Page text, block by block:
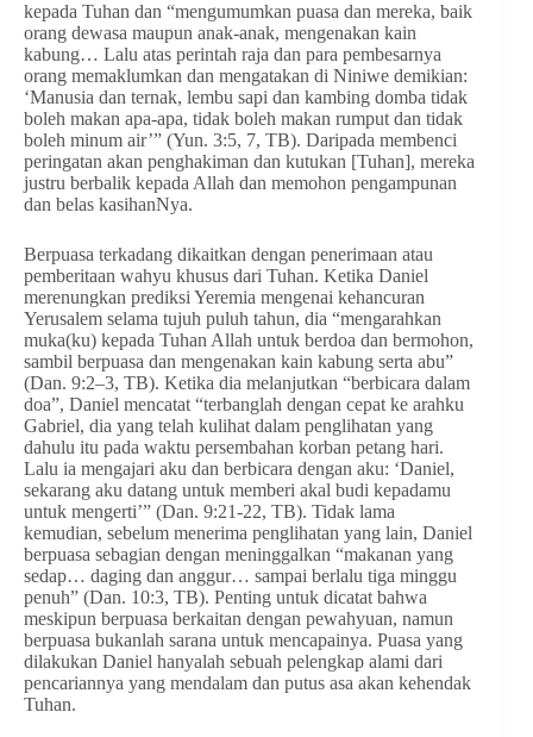
kepada Tuhan dan “mengumumkan puasa dan mereka, baik
orang dewasa maupun anak-anak, mengenakan kain
kabung… Lalu atas perintah raja dan para pembesarnya
orang memaklumkan dan mengatakan di Niniwe demikian:
‘Manusia dan ternak, lembu sapi dan kambing domba tidak
boleh makan apa-apa, tidak boleh makan rumput dan tidak
boleh minum air’” (Yun. 3:5, 7, TB). Daripada membenci
peringatan akan penghakiman dan kutukan [Tuhan], mereka
justru berbalik kepada Allah dan memohon pengampunan
dan belas kasihanNya.
Berpuasa terkadang dikaitkan dengan penerimaan atau
pemberitaan wahyu khusus dari Tuhan. Ketika Daniel
merenungkan prediksi Yeremia mengenai kehancuran
Yerusalem selama tujuh puluh tahun, dia “mengarahkan
muka(ku) kepada Tuhan Allah untuk berdoa dan bermohon,
sambil berpuasa dan mengenakan kain kabung serta abu”
(Dan. 9:2–3, TB). Ketika dia melanjutkan “berbicara dalam
doa”, Daniel mencatat “terbanglah dengan cepat ke arahku
Gabriel, dia yang telah kulihat dalam penglihatan yang
dahulu itu pada waktu persembahan korban petang hari.
Lalu ia mengajari aku dan berbicara dengan aku: ‘Daniel,
sekarang aku datang untuk memberi akal budi kepadamu
untuk mengerti’” (Dan. 9:21-22, TB). Tidak lama
kemudian, sebelum menerima penglihatan yang lain, Daniel
berpuasa sebagian dengan meninggalkan “makanan yang
sedap… daging dan anggur… sampai berlalu tiga minggu
penuh” (Dan. 10:3, TB). Penting untuk dicatat bahwa
meskipun berpuasa berkaitan dengan pewahyuan, namun
berpuasa bukanlah sarana untuk mencapainya. Puasa yang
dilakukan Daniel hanyalah sebuah pelengkap alami dari
pencariannya yang mendalam dan putus asa akan kehendak
Tuhan.